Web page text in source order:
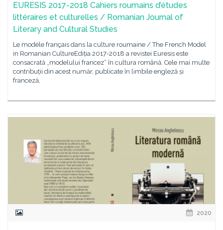
EURESIS 2017-2018 Cahiers roumains d’études
littéraires et culturelles / Romanian Journal of
Literary and Cultural Studies
Le modèle français dans la culture roumaine / The French Model
in Romanian CultureEdiția 2017-2018 a revistei Euresis este
consacrată „modelului francez“ în cultura română. Cele mai multe
contribuții din acest număr, publicate în limbile engleză și
franceză,
2020